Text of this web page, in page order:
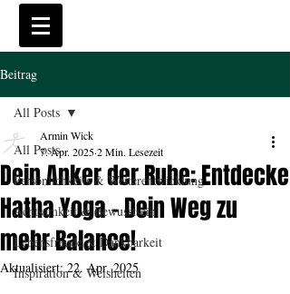
Beitrag
All Posts
Persönlichkeits & Weiterentwicklung
Achtsamkeit & Bewusstsein
Lebensfreude & Dankbarkeit
Inspiration & Weisheiten
All Posts
Dein Anker der Ruhe: Entdecke
Hatha Yoga – Dein Weg zu
mehr Balance!
Armin Wick
7. Apr. 20252 Min. Lesezeit
Aktualisiert:22. Apr. 2025